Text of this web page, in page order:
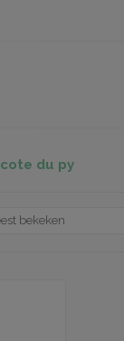
cote du py